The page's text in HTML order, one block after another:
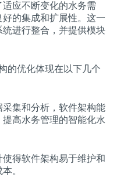
应不断变化的水务需
的集成和扩展性。这一
进行整合，并提供模块
的优化体现在以下几个
采集和分析，软件架构能
高水务管理的智能化水
得软件架构易于维护和
。